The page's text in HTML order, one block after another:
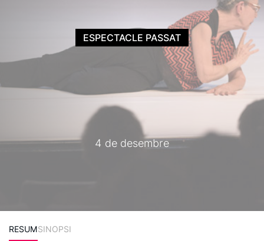
4 de desembre
ESPECTACLE PASSAT
RESUMSINOPSI